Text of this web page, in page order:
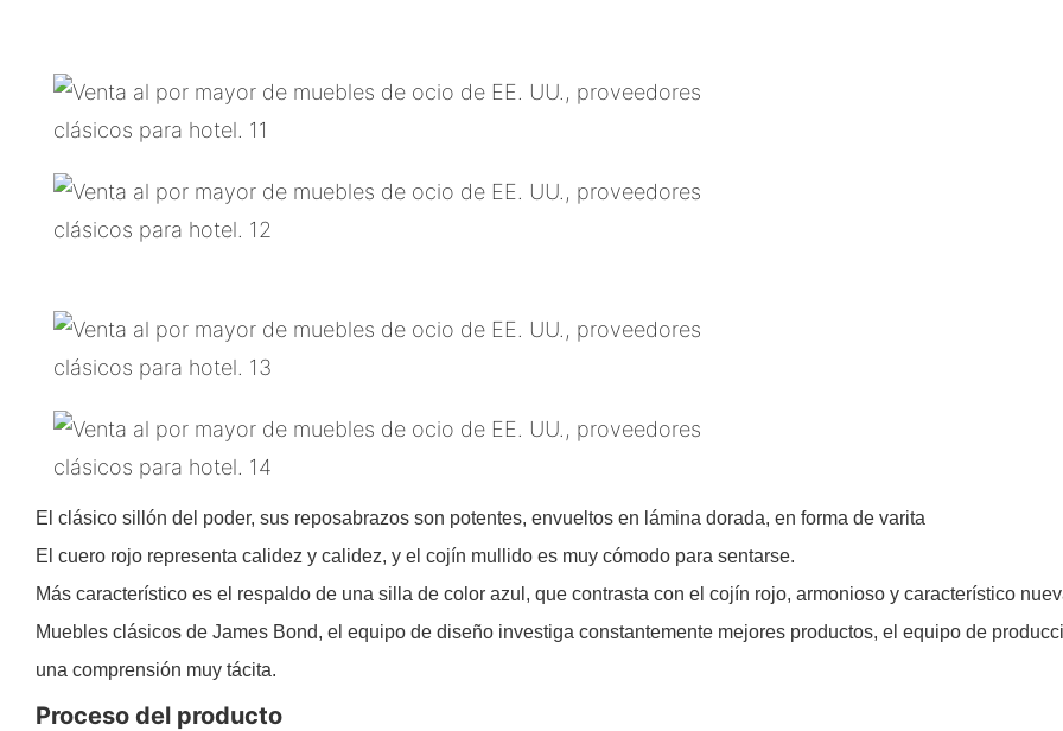
El clásico sillón del poder, sus reposabrazos son potentes, envueltos en lámina dorada, en forma de varita
El cuero rojo representa calidez y calidez, y el cojín mullido es muy cómodo para sentarse.
Más característico es el respaldo de una silla de color azul, que contrasta con el cojín rojo, armonioso y característico
Muebles clásicos de James Bond, el equipo de diseño investiga constantemente mejores productos, el equipo de
una comprensión muy tácita.
Proceso del producto